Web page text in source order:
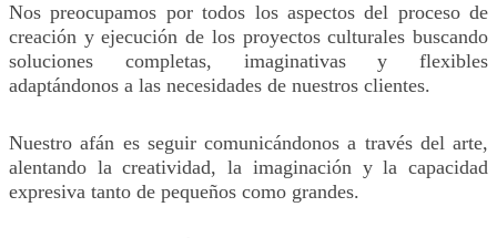
Nos preocupamos por todos los aspectos del proceso de
creación y ejecución de los proyectos culturales buscando
soluciones completas, imaginativas y flexibles
adaptándonos a las necesidades de nuestros clientes.
Nuestro afán es seguir comunicándonos a través del arte,
alentando la creatividad, la imaginación y la capacidad
expresiva tanto de pequeños como grandes.